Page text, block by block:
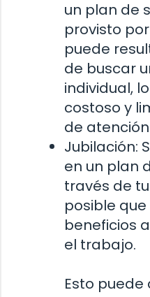
un plan de
provisto
puede
de buscar
individual,
costoso y
de
Jubilación:
en un plan
través de
posible
beneficios
el trabajo.
Esto